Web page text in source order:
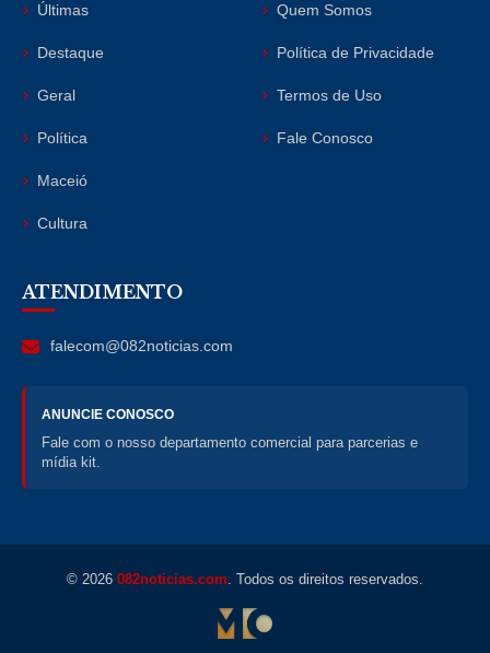
Últimas
Destaque
Geral
Política
Maceió
Cultura
Quem Somos
Política de Privacidade
Termos de Uso
Fale Conosco
ATENDIMENTO
falecom@082noticias.com
ANUNCIE CONOSCO
Fale com o nosso departamento comercial para parcerias e
mídia kit.
© 2026 082noticias.com. Todos os direitos reservados.